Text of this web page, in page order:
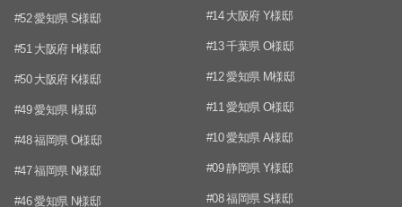
#52 愛知県 S様邸
#51 大阪府 H様邸
#50 大阪府 K様邸
#49 愛知県 I様邸
#48 福岡県 O様邸
#47 福岡県 N様邸
#46 愛知県 N様邸
#14 大阪府 Y様邸
#13 千葉県 O様邸
#12 愛知県 M様邸
#11 愛知県 O様邸
#10 愛知県 A様邸
#09 静岡県 Y様邸
#08 福岡県 S様邸